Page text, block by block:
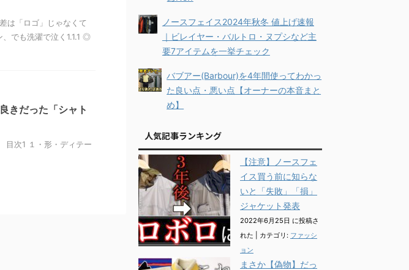
は「ロゴ」じゃなくて
でも洗濯で泣く1.1.1 ◎
きだった「シャト
次1 １・形・ディテー
ノースフェイス2024年秋冬 値上げ速報
｜ビレイヤー・バルトロ・ヌプシなど主
要7アイテムを一挙チェック
バブアー(Barbour)を4年間使ってわかっ
た良い点・悪い点【オーナーの本音まと
め】
人気記事ランキング
【注意】ノースフェ
イス買う前に知らな
いと「失敗」「損」
ジャケット発表
2022年6月25日 に投稿さ
れた
カテゴリ: ファッシ
ョン
まさか【偽物】だっ